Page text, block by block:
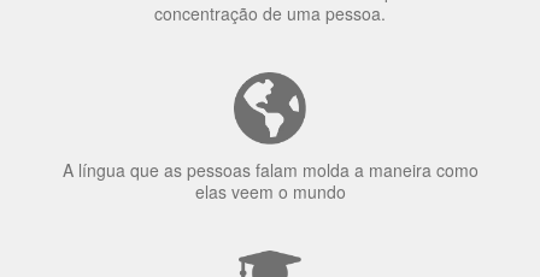
A língua que as pessoas falam molda a maneira como
elas veem o mundo